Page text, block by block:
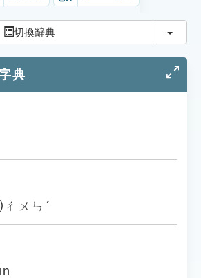
切換辭典 切換
典
ㄨㄣˊ